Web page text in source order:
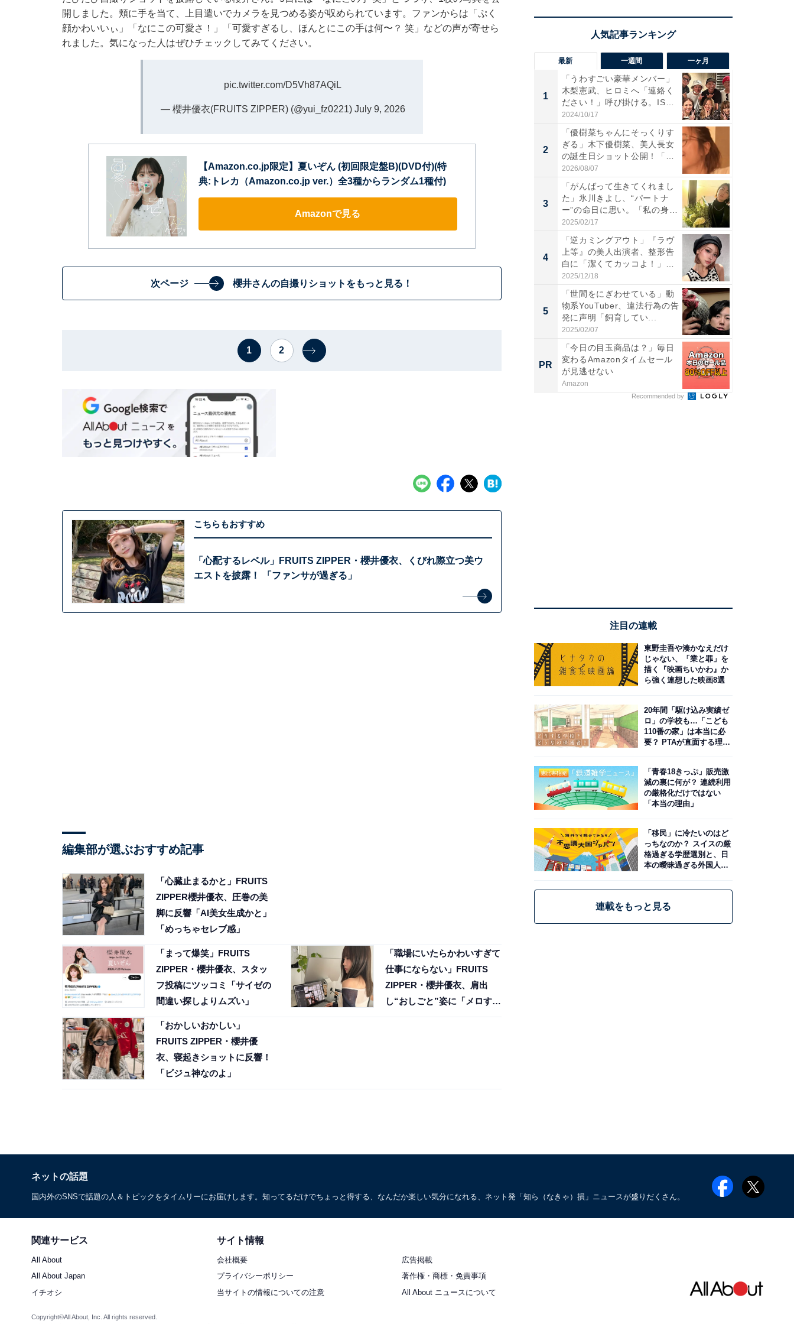
開しました。頬に手を当て、上目遣いでカメラを見つめる姿が収められています。ファンからは「ぷく
顔かわいいぃ」「なにこの可愛さ！」「可愛すぎるし、ほんとにこの手は何〜？ 笑」などの声が寄せら
れました。気になった人はぜひチェックしてみてください。
pic.twitter.com/D5Vh87AQiL
— 櫻井優衣(FRUITS ZIPPER) (@yui_fz0221) July 9, 2026
【Amazon.co.jp限定】夏いぞん (初回限定盤B)(DVD付)(特
典:トレカ（Amazon.co.jp ver.）全3種からランダム1種付)
Amazonで見る
次ページ 櫻井さんの自撮りショットをもっと見る！
1 2
こちらもおすすめ
「心配するレベル」FRUITS ZIPPER・櫻井優衣、くびれ際立つ美ウ
エストを披露！ 「ファンサが過ぎる」
編集部が選ぶおすすめ記事
「心臓止まるかと」FRUITS
ZIPPER櫻井優衣、圧巻の美
脚に反響「AI美女生成かと」
「めっちゃセレブ感」
「まって爆笑」FRUITS
ZIPPER・櫻井優衣、スタッ
フ投稿にツッコミ「サイゼの
間違い探しよりムズい」
「職場にいたらかわいすぎて
仕事にならない」FRUITS
ZIPPER・櫻井優衣、肩出
し“おしごと”姿に「メロすぎ
「おかしいおかしい」
FRUITS ZIPPER・櫻井優
衣、寝起きショットに反響！
「ビジュ神なのよ」
最新 一週間 一ヶ月
1
「うわすごい豪華メンバー」
木梨憲武、ヒロミへ「連絡く
ださい！」呼び掛ける。IS
S...
2024/10/17
2
「優樹菜ちゃんにそっくりす
ぎる」木下優樹菜、美人長女
の誕生日ショット公開！「1
4...
2026/08/07
3
「がんばって生きてくれまし
た」氷川きよし、“パートナ
ー”の命日に思い。「私の身
体...
2025/02/17
4
「逆カミングアウト」『ラヴ
上等』の美人出演者、整形告
白に「潔くてカッコよ！」
「好...
2025/12/18
5
「世間をにぎわせている」動
物系YouTuber、違法行為の告
発に声明「飼育してい...
2025/02/07
PR
「今日の目玉商品は？」毎日
変わるAmazonタイムセール
が見逃せない
Amazon
Recommended by
注目の連載
東野圭吾や湊かなえだけ
じゃない、「業と罪」を
描く『映画ちいかわ』か
ら強く連想した映画8選
20年間「駆け込み実績ゼ
ロ」の学校も…「こども
110番の家」は本当に必
要？ PTAが直面する理想
「青春18きっぷ」販売激
減の裏に何が？ 連続利用
の厳格化だけではない
「本当の理由」
「移民」に冷たいのはど
っちなのか？ スイスの厳
格過ぎる学歴選別と、日
本の曖昧過ぎる外国人政
連載をもっと見る
ネットの話題
国内外のSNSで話題の人＆トピックをタイムリーにお届けします。知ってるだけでちょっと得する、なんだか楽しい気分になれる、ネット発「知ら（なきゃ）損」ニュースが盛りだくさん。
関連サービス
All About
All About Japan
イチオシ
サイト情報
会社概要
広告掲載
プライバシーポリシー
著作権・商標・免責事項
当サイトの情報についての注意
All About ニュースについて
Copyright©All About, Inc. All rights reserved.